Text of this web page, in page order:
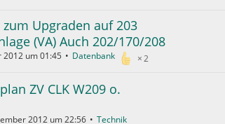
Upgraden auf 203
(VA) Auch 202/170/208
2
2012 um 01:45 Datenbank
ZV CLK W209 o.
2012 um 22:56 Technik